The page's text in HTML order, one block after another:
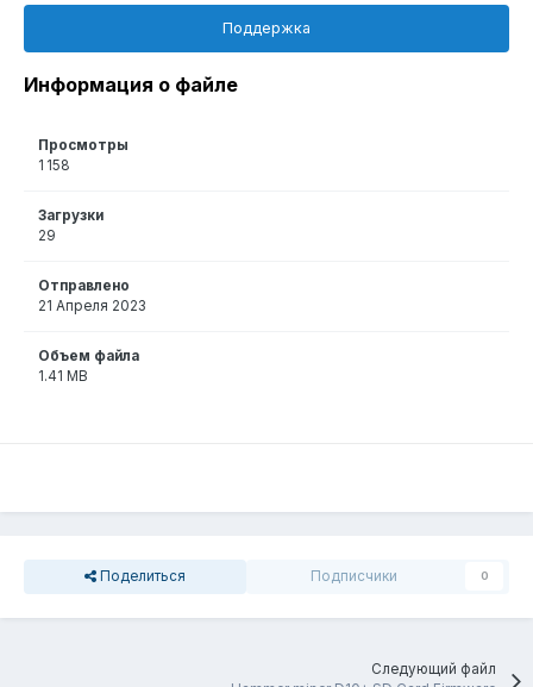
Поддержка
Информация о файле
Просмотры
1 158
Загрузки
29
Отправлено
21 Апреля 2023
Объем файла
1.41 MB
Поделиться Подписчики 0
Следующий файл